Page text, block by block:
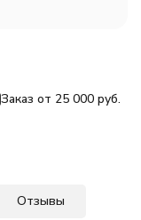
Заказ от 25 000 руб.
Отзывы